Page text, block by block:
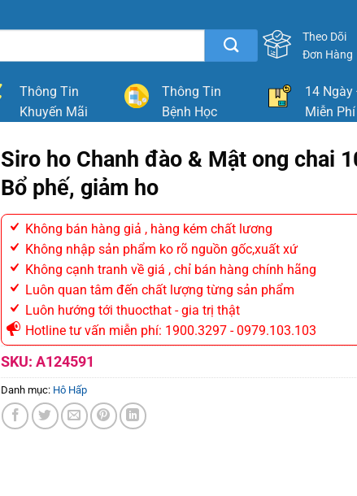
Theo Dõi
Đơn Hàng
Thông Tin
Khuyến Mãi
Thông Tin
Bệnh Học
14 Ngày
Miễn
Siro ho Chanh đào & Mật ong chai
Bổ phế, giảm ho
Không bán hàng giả , hàng kém chất lương
Không nhập sản phẩm ko rõ nguồn gốc,xuất xứ
Không cạnh tranh về giá , chỉ bán hàng chính hãng
Luôn quan tâm đến chất lượng từng sản phẩm
Luôn hướng tới thuocthat - gia trị thật
Hotline tư vấn miễn phí: 1900.3297 - 0979.103.103
SKU: A124591
Danh mục: Hô Hấp